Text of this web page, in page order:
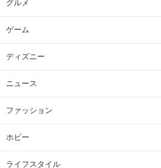
エンタメ
おかね
カルチャー・アート
クイズ
グルメ
ゲーム